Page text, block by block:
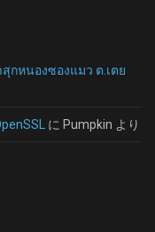
กหนองซองแมว ต.เตย
に Pumpkin より